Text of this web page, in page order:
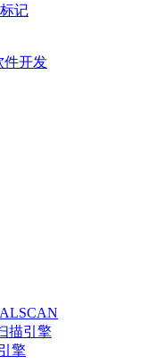
记
件开发
描引擎
擎